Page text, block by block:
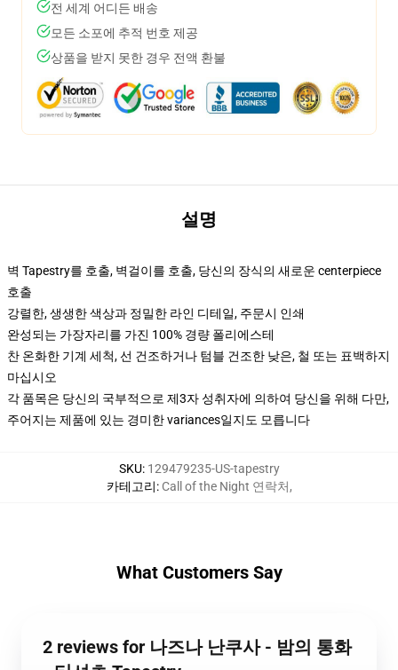
전 세계 어디든 배송
모든 소포에 추적 번호 제공
상품을 받지 못한 경우 전액 환불
설명
벽 Tapestry를 호출, 벽걸이를 호출, 당신의 장식의 새로운 centerpiece
호출
강렬한, 생생한 색상과 정밀한 라인 디테일, 주문시 인쇄
완성되는 가장자리를 가진 100% 경량 폴리에스테
찬 온화한 기계 세척, 선 건조하거나 텀블 건조한 낮은, 철 또는 표백하지
마십시오
각 품목은 당신의 국부적으로 제3자 성취자에 의하여 당신을 위해 다만,
주어지는 제품에 있는 경미한 variances일지도 모릅니다
SKU: 129479235-US-tapestry
카테고리: Call of the Night 연락처,
What Customers Say
2 reviews for 나즈나 난쿠사 - 밤의 통화